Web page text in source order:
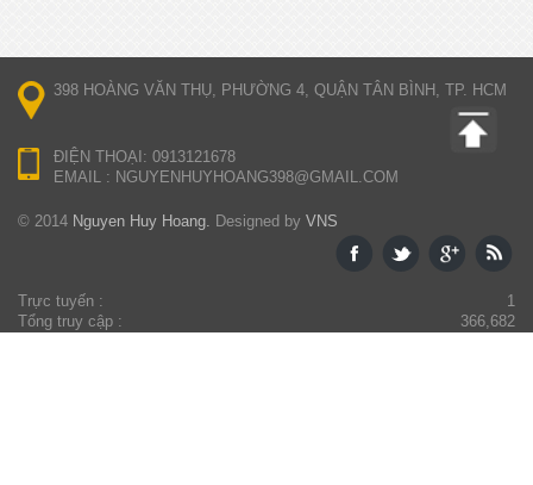
398 HOÀNG VĂN THỤ, PHƯỜNG 4, QUẬN TÂN BÌNH, TP. HCM
ĐIỆN THOẠI: 0913121678
EMAIL : NGUYENHUYHOANG398@GMAIL.COM
© 2014 Nguyen Huy Hoang. Designed by VNS
Trực tuyến :
1
Tổng truy cập :
366,682